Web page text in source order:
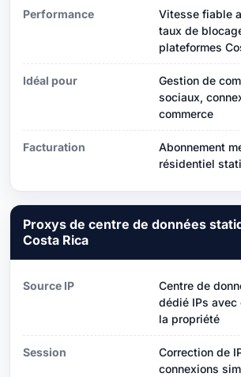
Performance
Vitesse fiable
taux de
plateformes
Idéal pour
Gestion de
sociaux,
commerce
Facturation
Abonnement
résidentiel
Proxys de centre de données
Costa Rica
Source IP
Centre de
dédié IPs
la propriété
Session
Correction de
connexions